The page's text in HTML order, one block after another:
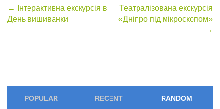
Post
←
Інтерактивна екскурсія в
День вишиванки
Театралізована екскурсія
«Дніпро під мікроскопом»
→
POPULAR RECENT RANDOM